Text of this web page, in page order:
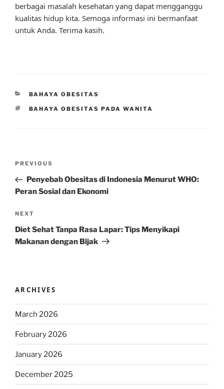
berbagai masalah kesehatan yang dapat mengganggu
kualitas hidup kita. Semoga informasi ini bermanfaat
untuk Anda. Terima kasih.
CATEGORIES
BAHAYA OBESITAS
TAGS
BAHAYA OBESITAS PADA WANITA
Previous
Post
PREVIOUS
Penyebab Obesitas di Indonesia Menurut WHO:
Peran Sosial dan Ekonomi
Next
Post
NEXT
Diet Sehat Tanpa Rasa Lapar: Tips Menyikapi
Makanan dengan Bijak
ARCHIVES
March 2026
February 2026
January 2026
December 2025